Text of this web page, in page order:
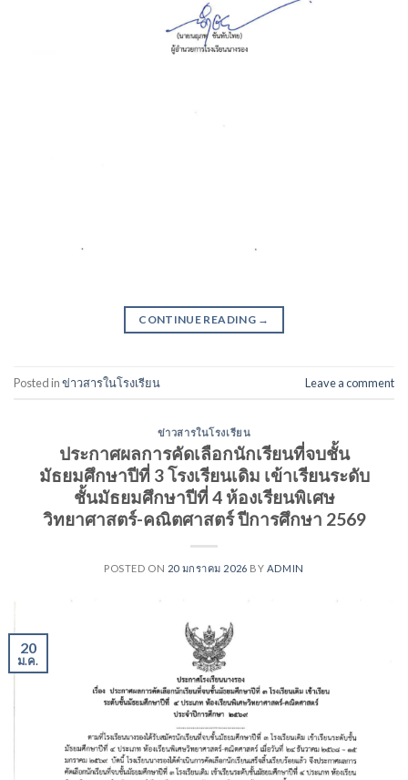
CONTINUE READING →
Posted inข่าวสารในโรงเรียน Leave a comment
ข่าวสารในโรงเรียน
ประกาศผลการคัดเลือกนักเรียนที่จบชั้น
มัธยมศึกษาปีที่ 3 โรงเรียนเดิม เข้าเรียนระดับ
ชั้นมัธยมศึกษาปีที่ 4 ห้องเรียนพิเศษ
วิทยาศาสตร์-คณิตศาสตร์ ปีการศึกษา 2569
POSTED ON 20 มกราคม 2026 BY ADMIN
20
ม.ค.